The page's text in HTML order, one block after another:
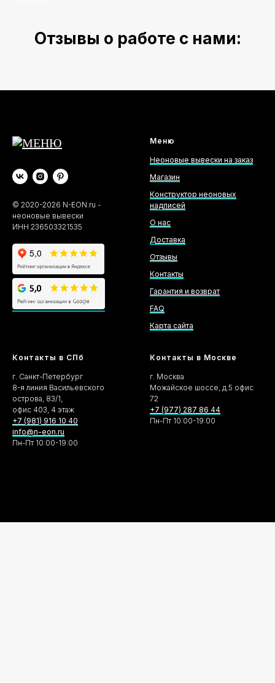
Отзывы о работе с нами:
© 2020-2026 N-EON.ru -
неоновые вывески
ИНН 236503321535
Меню
Неоновые вывески на заказ
Магазин
Конструктор неоновых
надписей
О нас
Доставка
Отзывы
Контакты
Гарантия и возврат
FAQ
Карта сайта
Контакты в СПб
г. Санкт-Петербург
8-я линия Васильевского
острова, 83/1,
офис 403, 4 этаж
+7 (981) 916 10 40
info@n-eon.ru
Пн-Пт 10:00-19:00
Контакты в Москве
г. Москва
Можайское шоссе, д.5 офис
72
+7 (977) 287 86 44
Пн-Пт 10:00-19:00